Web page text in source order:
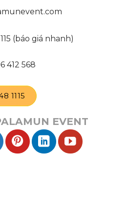
(báo giá nhanh)
412 568
1115
EVENT